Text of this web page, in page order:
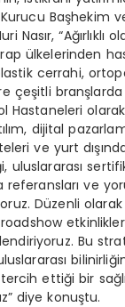
Başhekim
Nasır, “Ağırlıklı
ülkelerinden
cerrahi,
çeşitli branşlarda
Hastaneleri
dijital
ve yurt
uluslararası
ve
Düzenli olarak
Bu
ettiği bir
diye konuştu.